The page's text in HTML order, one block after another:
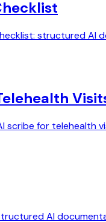
structured AI
for telehealth
AI